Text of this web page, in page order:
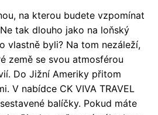
na kterou budete vzpomínat
tak dlouho jako na loňský
vlastně byli? Na tom nezáleží,
země se svou atmosférou
Do Jižní Ameriky přitom
V nabídce CK VIVA TRAVEL
balíčky. Pokud máte